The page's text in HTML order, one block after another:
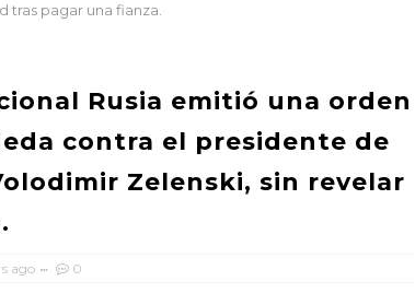
tras pagar una fianza.
Rusia emitió una orden
contra el presidente de
Zelenski, sin revelar
ago 0